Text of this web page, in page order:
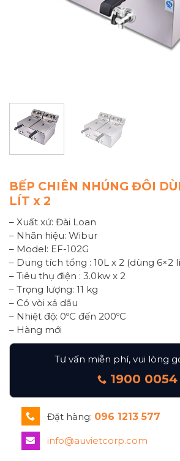
BẾP CHIÊN NHÚNG ĐÔI
LÍT x 2
– Xuất xứ: Đài Loan
– Nhãn hiệu: Wibur
– Model: EF-102G
– Dung tích tổng : 10L x 2 (dùng 6×2
– Tiêu thụ điện : 3.0kw x 2
– Trọng lượng: 11 kg
– Có vòi xả dầu
– Nhiệt độ: 0ºC đến 200ºC
– Hàng mới
Tư vấn miễn phí, vui lòng
1900 0054
Đặt hàng: 096 1213 577
info@auvietcorp.com